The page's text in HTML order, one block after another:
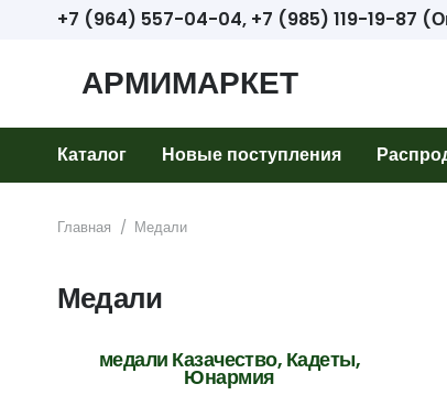
+7 (964) 557-04-04, +7 (985) 119-19-87
АРМИМАРКЕТ
Каталог Новые поступления
Главная / Медали
Медали
медали Казачество, Кадеты,
Юнармия